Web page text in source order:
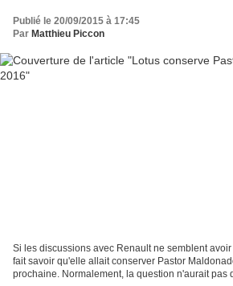
Publié le 20/09/2015 à 17:45
Par Matthieu Piccon
Si les discussions avec Renault ne semblent
fait savoir qu'elle allait conserver Pastor
prochaine. Normalement, la question n'aurait pas